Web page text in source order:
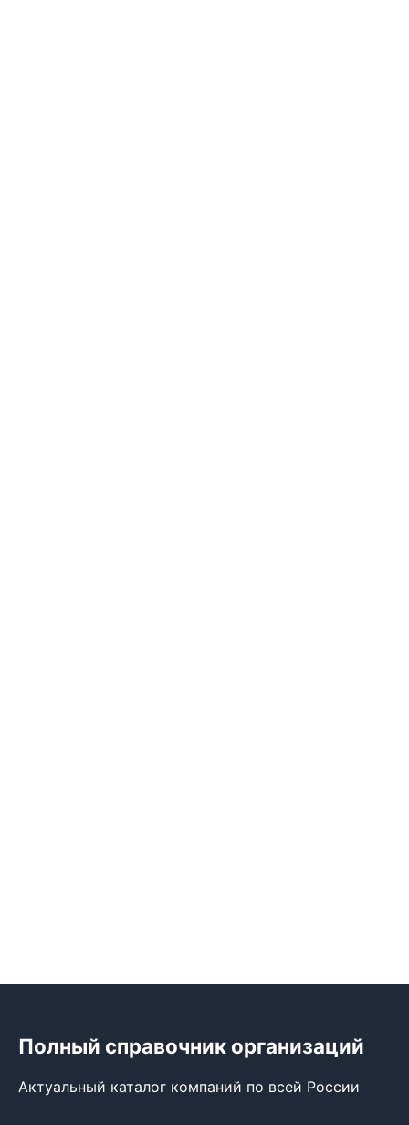
Полный справочник организаций
Актуальный каталог компаний по всей России